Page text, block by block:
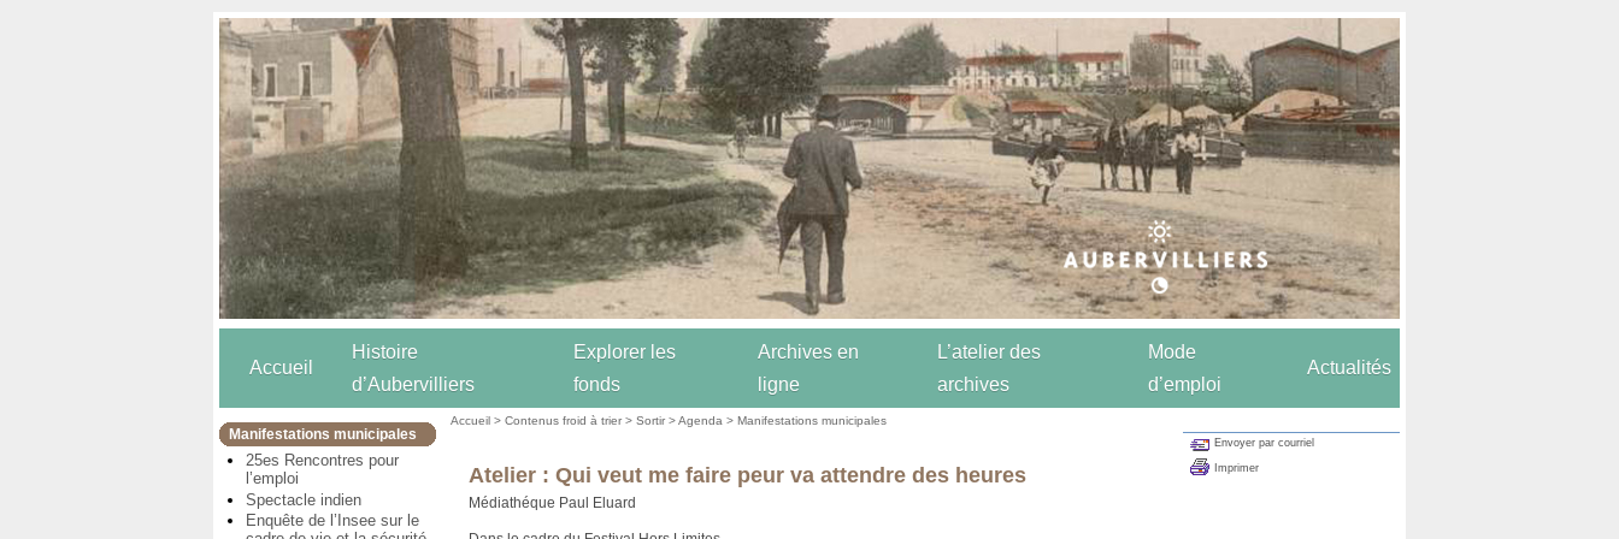
Accueil
Histoire
d’Aubervilliers
Explorer les
fonds
Archives en
ligne
L’atelier des
archives
Mode
d’emploi
Actualités
Manifestations municipales
25es Rencontres pour
l’emploi
Spectacle indien
Enquête de l’Insee sur le
Accueil >Contenus froid à trier >Sortir >Agenda >Manifestations municipales
Atelier : Qui veut me faire peur va attendre des heures
Médiathéque Paul Eluard
Envoyer par courriel
Imprimer